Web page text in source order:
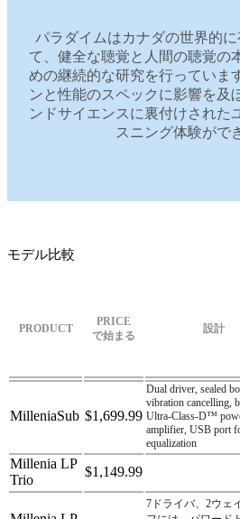
パラダイムはカナダの世界的
て、健全な聴覚と人間の聴覚の
めの継続的な研究を行っていま
ンと性能のスペックに影響を及
ンドサイエンスに裏付けされた
スニング体験がで
モデル比較
PRODUCT
PRICE
で始まる
設計
MilleniaSub $1,699.99
Dual driver, sealed
vibration cancelling,
Ultra-Class-D™
amplifier, USB port
equalization
Millenia LP
Trio
$1,149.99
7ドライバ、2ウェ